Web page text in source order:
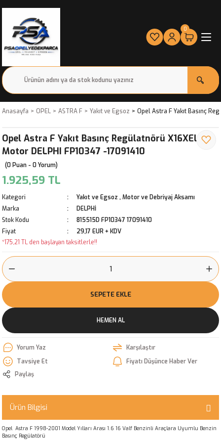
0
Anasayfa OPEL ASTRA F Yakıt ve Egsoz Opel Astra F Yakıt Basınç
Opel Astra F Yakıt Basınç Regülatnörü X16XEL
Motor DELPHI FP10347 -17091410
(0 Puan - 0 Yorum)
1.925,59 TL
Kategori Yakıt ve Egsoz ,Motor ve Debriyaj Aksamı
Marka
DELPHİ
Stok Kodu
815515D FP10347 17091410
Fiyat
29,17 EUR + KDV
*175,21 TL den başlayan taksitlerle!!
SEPETE EKLE
HEMEN AL
Yorum Yaz
Karşılaştır
Tavsiye Et
Fiyatı Düşünce Haber Ver
Paylaş
Ürün Bilgisi
Opel Astra F 1998-2001 Model Yılları Arası 1.6 16 Valf Benzinli Araçlara Uyumlu Benzin
Basınç Regülatörü